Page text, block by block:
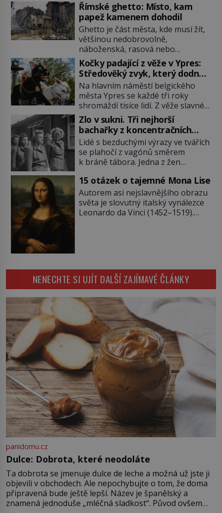
Římské ghetto: Místo, kam
papež kamenem dohodil
Ghetto je část města, kde musí žít,
většinou nedobrovolně,
náboženská, rasová nebo
národnostní menšina obyvatel.
Bohaté historické zkušenosti mají s
takovým životem Židé. Už od
středověku jsou totiž v každou
chvíli nuceni v nějakém žít. Mezi ty
nejslavnější patří i římské ghetto
založené v roce 1555. Pokud jde o
vztah k Židům, nemá se Řím čím
chlubit. […]
Kočky padající z věže v Ypres:
Středověký zvyk, který dodnes
budí rozpaky
Na hlavním náměstí belgického
města Ypres se každé tři roky
shromáždí tisíce lidí. Z věže slavné
tržnice létají do davu kočky, diváci
jásají a snaží se je chytit. Naštěstí
už nejde o živá zvířata, ale jenom o
plyšové suvenýry. Kdysi to ale bylo
jinak. Tato veselá podívaná
připomíná jeden z nejpodivnějších
a zároveň nejkrutějších zvyků […]
Zlo v sukni. Tři nejhorší
bachařky z koncentračních
táborů
Lidé s bezduchými výrazy ve tvářích
se plahočí z vagónů směrem
k bráně tábora. Jedna z žen
jejich oči se setkají. Místo soucitu
však přichází gesto, které
nebožačku posílá rovnou do
plynové komory. Jména jako Rudolf
15 otázek o tajemné Mona Lise
Autorem asi nejslavnějšího obrazu
světa je slovutný italský vynálezce
Leonardo da Vinci (1452–1519).
Napoleon Bonaparte (1769–1821)
má pro malbu slabost, a tak si ji
ještě jako první konzul přemístí do
své ložnice v Tuilerisjkém […]
NENECHTE SI UJÍT DALŠÍ ZAJÍMAVÉ ČLÁNKY
panidomu.cz
Dulce: Dobrota, které neodoláte
Ta dobrota se jmenuje dulce de leche a možná už jste ji
objevili v obchodech. Ale nepochybujte o tom, že doma
připravená bude ještě lepší. Název je španělský a
znamená jednoduše „mléčná sladkost“. Původ ovšem